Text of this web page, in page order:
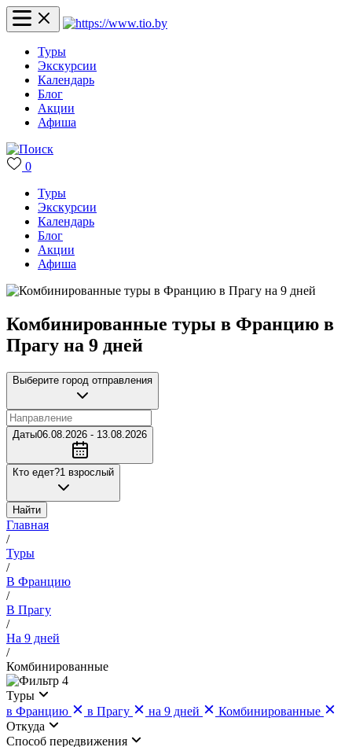
Туры
Экскурсии
Календарь
Блог
Акции
Афиша
0
Туры
Экскурсии
Календарь
Блог
Акции
Афиша
Комбинированные туры в Францию в
Прагу на 9 дней
Выберите город отправления
Даты06.08.2026 - 13.08.2026
Кто едет?1 взрослый
Найти
Главная
/
Туры
/
В Францию
/
В Прагу
/
На 9 дней
/
Комбинированные
4
Туры
в Францию
в Прагу на 9 дней
Комбинированные
Откуда
Cпособ передвижения